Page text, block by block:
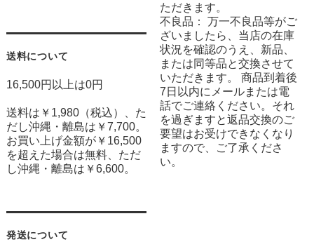
送料について
16,500円以上は0円
送料は￥1,980（税込）、た
だし沖縄・離島は￥7,700。
お買い上げ金額が￥16,500
を超えた場合は無料、ただ
し沖縄・離島は￥6,600。
発送について
ただきます。
不良品： 万一不良品等がご
ざいましたら、当店の在庫
状況を確認のうえ、新品、
または同等品と交換させて
いただきます。 商品到着後
7日以内にメールまたは電
話でご連絡ください。それ
を過ぎますと返品交換のご
要望はお受けできなくなり
ますので、ご了承くださ
い。